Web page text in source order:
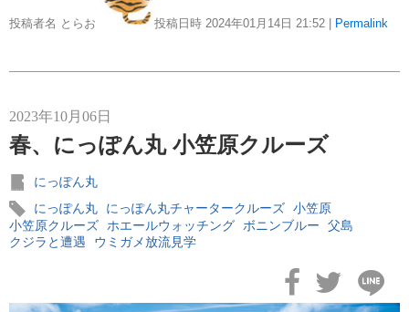
投稿者名 とらお 投稿日時 2024年01月14日 21:52 Permalink
2023年10月06日
春、にっぽん丸 小笠原クルーズ
にっぽん丸
にっぽん丸
にっぽん丸チャータークルーズ 小笠原
小笠原クルーズ ホエールウォッチング ボニンブルー
父島
クジラと遭遇
ウミガメ放流見学
現地情報
クリスタル・クルーズ 65
お知らせ
おすすめ情報
飛鳥Ⅲ